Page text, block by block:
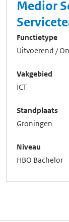
Medior
Functietype
Uitvoerend /
Vakgebied
ICT
Standplaats
Groningen
Niveau
HBO Bachelor